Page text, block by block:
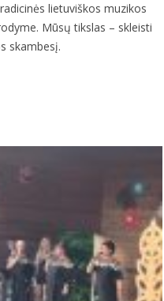
lietuviškos muzikos
Mūsų tikslas – skleisti
skambesį.